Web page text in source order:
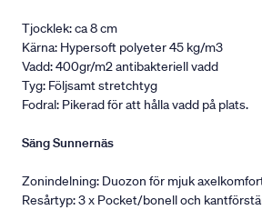
Tjocklek: ca 8 cm
Kärna: Hypersoft polyeter 45 kg/m3
Vadd: 400gr/m2 antibakteriell vadd
Tyg: Följsamt stretchtyg
Fodral: Pikerad för att hålla vadd på plats.
Säng Sunnernäs
Zonindelning: Duozon för mjuk
Resårtyp: 3 x Pocket/bonell och